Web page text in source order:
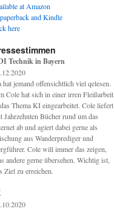
at Amazon
and Kindle
here
Technik in Bayern
hat jemand offensichtlich viel qelesen.
Cole hat sich in einer irren Fleißarbeit
Thema KI eingearbeitet. Cole liefert
Jahrzehnten Bücher rund um das
ab und agiert dabei gerne als
aus Wanderprediger und
Cole will immer das zeigen,
andere gerne übersehen. Wichtig ist,
Ziel zu erreichen.